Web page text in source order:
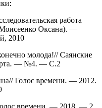
работа
Оксана). —
2010
молода!// Саянские
— №4. — С.2
Голос времени. — 2012.
времени. — 2018. — 2